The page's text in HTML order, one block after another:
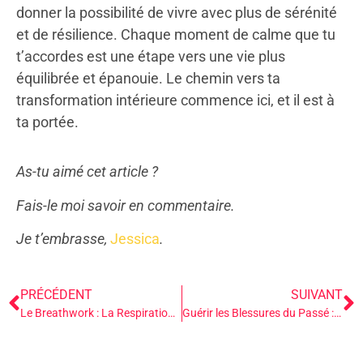
donner la possibilité de vivre avec plus de sérénité
et de résilience. Chaque moment de calme que tu
t’accordes est une étape vers une vie plus
équilibrée et épanouie. Le chemin vers ta
transformation intérieure commence ici, et il est à
ta portée.
As-tu aimé cet article ?
Fais-le moi savoir en commentaire.
Je t’embrasse, Jessica.
PRÉCÉDENT
Le Breathwork : La Respiration Consciente pour les Professionnelles de l’Accompagnement
SUIVANT
Guérir les Blessures du Passé : Le Rôle du Système Nerveux dans la Libération des Traumas